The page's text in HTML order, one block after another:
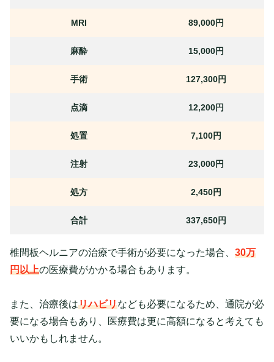
MRI 89,000円
麻酔 15,000円
手術 127,300円
点滴 12,200円
処置 7,100円
注射 23,000円
処方 2,450円
合計 337,650円
椎間板ヘルニアの治療で手術が必要になった場合、 30万
円以上の医療費がかかる場合もあります。
また、治療後はリハビリなども必要になるため、通院が必
要になる場合もあり、医療費は更に高額になると考えても
いいかもしれません。